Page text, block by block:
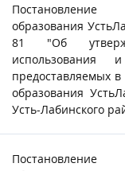
Постановление
образования
81 "Об
использования
предоставляемых
образования
Усть-Лабинского
Постановление